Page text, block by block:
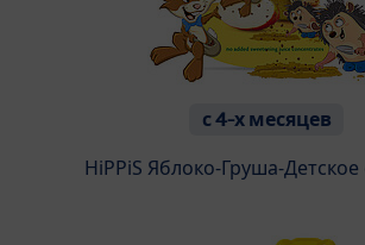
с 4-х месяцев
HiPPiS Яблоко-Груша-Детское